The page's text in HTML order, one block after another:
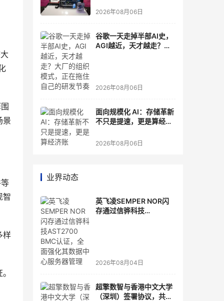
景
智
样
2026年08月06日
谷歌一天走掉半部AI史，
AGI越近，天才越走？大
2026年08月06日
面向规模化 AI：存储革新
不只是提速，更是算经济
2026年08月06日
业界动态
英飞凌SEMPER NOR闪
存通过信骅科技
2026年08月04日
超擎数智与香港中文大学
（深圳）签署协议，共建